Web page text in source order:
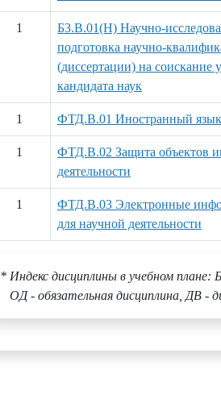
1
Б3.В.01(Н) Научно-
подготовка научно-
(диссертации) на соискание
кандидата наук
1 ФТД.В.01 Иностранный
1
ФТД.В.02 Защита объектов
деятельности
1
ФТД.В.03 Электронные
для научной деятельности
* Индекс дисциплины в учебном плане:
ОД - обязательная дисциплина, ДВ -